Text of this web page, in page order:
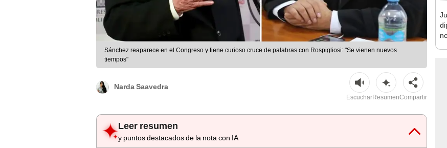
Sánchez reaparece en el Congreso y tiene curioso cruce de palabras con Rospigliosi: "Se vienen nuevos
tiempos"
Narda Saavedra
EscucharResumenCompartir
Leer resumen
y puntos destacados de la nota con IA